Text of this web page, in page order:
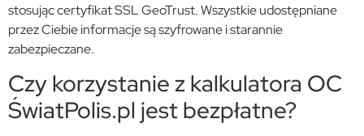
stosując certyfikat SSL GeoTrust. Wszystkie udostępniane
przez Ciebie informacje są szyfrowane i starannie
zabezpieczane.
Czy korzystanie z kalkulatora OC
ŚwiatPolis.pl jest bezpłatne?